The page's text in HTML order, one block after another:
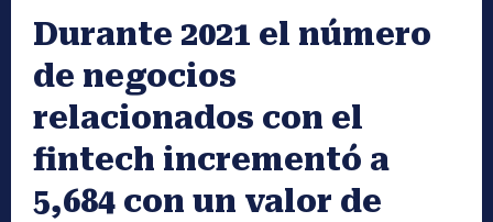
Durante 2021 el número
de negocios
relacionados con el
fintech incrementó a
5,684 con un valor de